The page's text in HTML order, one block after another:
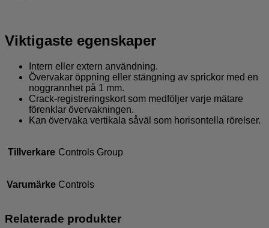
Viktigaste egenskaper
Intern eller extern användning.
Övervakar öppning eller stängning av sprickor med en
noggrannhet på 1 mm.
Crack-registreringskort som medföljer varje mätare
förenklar övervakningen.
Kan övervaka vertikala såväl som horisontella rörelser.
Tillverkare Controls Group
Varumärke Controls
Relaterade produkter